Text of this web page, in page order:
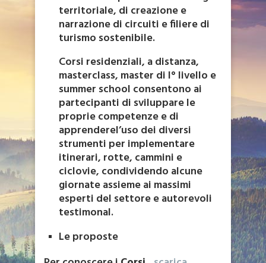
territoriale, di creazione e
narrazione di circuiti e filiere di
turismo sostenibile.
Corsi residenziali, a distanza,
masterclass, master di I° livello e
summer school consentono ai
partecipanti di sviluppare le
proprie competenze e di
apprenderel’uso dei diversi
strumenti per implementare
itinerari, rotte, cammini e
ciclovie, condividendo alcune
giornate assieme ai massimi
esperti del settore e autorevoli
testimonal.
Le proposte